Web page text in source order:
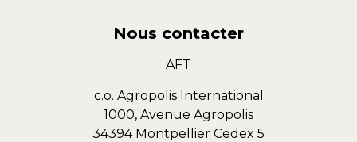
Nous contacter
AFT
c.o. Agropolis International
1000, Avenue Agropolis
34394 Montpellier Cedex 5